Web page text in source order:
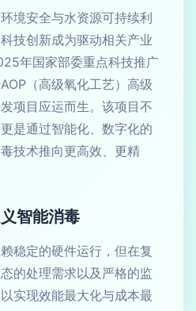
境安全与水资源可持续利
技创新成为驱动相关产业
年国家部委重点科技推广
（高级氧化工艺）高级
项目应运而生。该项目不
是通过智能化、数字化的
技术推向更高效、更精
智能消毒
稳定的硬件运行，但在复
的处理需求以及严格的监
实现效能最大化与成本最